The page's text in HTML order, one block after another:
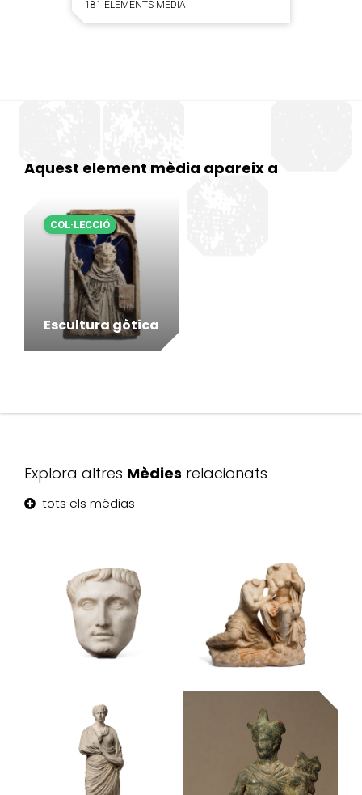
181 ELEMENTS MÈDIA
Aquest element mèdia apareix a
Escultura gòtica
COL·LECCIÓ
Explora altres Mèdies relacionats
tots els mèdias
Retrat de
l’emperador
Grup de dues
figures